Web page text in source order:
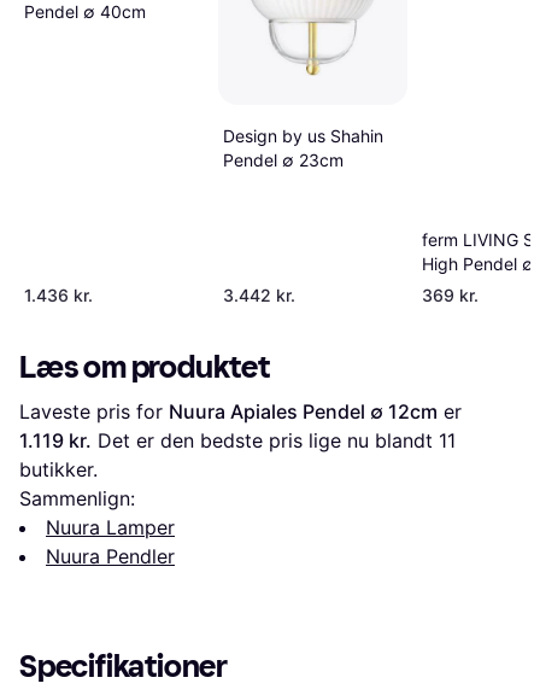
Pendel ∅ 40cm
1.436 kr.
Design by us Shahin
Pendel ∅ 23cm
3.442 kr.
ferm LIVING
High Pendel ∅
369 kr.
Læs om produktet
Laveste pris for Nuura Apiales Pendel ∅ 12cm
1.119 kr. Det er den bedste pris lige nu blandt 11
butikker.
Sammenlign:
Nuura Lamper
Nuura Pendler
Specifikationer